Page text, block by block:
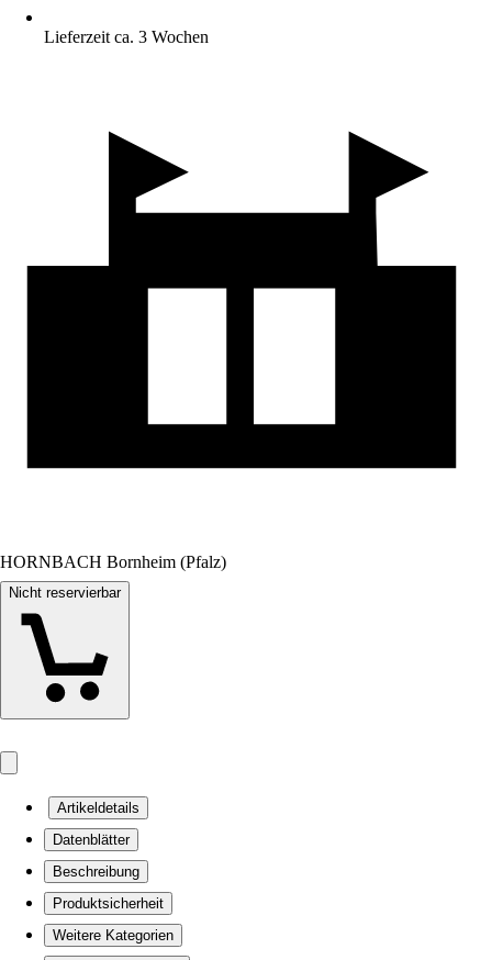
Lieferzeit ca. 3 Wochen
HORNBACH Bornheim (Pfalz)
Nicht reservierbar
Artikeldetails
Datenblätter
Beschreibung
Produktsicherheit
Weitere Kategorien